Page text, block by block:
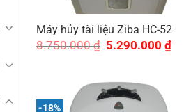
Máy hủy tài liệu Ziba HC-52
8.750.000₫ Giá
gốc
5.290.000 ₫Giá
hiện
-18%